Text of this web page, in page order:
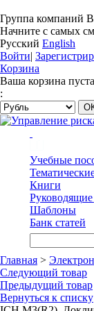
Группа
Начните с самых
Русский English
Войти|
Корзина
Ваша корзина пуста
:
Учебные
Книги
Шаблоны
Банк статей
Главная >
Следующий товар
Предыдущий товар
Вернуться к списку